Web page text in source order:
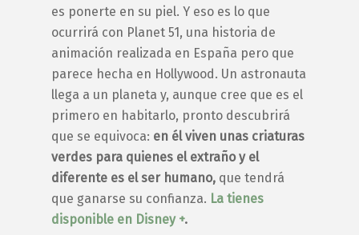
es ponerte en su piel. Y eso es lo que
ocurrirá con Planet 51, una historia de
animación realizada en España pero que
parece hecha en Hollywood. Un astronauta
llega a un planeta y, aunque cree que es el
primero en habitarlo, pronto descubrirá
que se equivoca: en él viven unas criaturas
verdes para quienes el extraño y el
diferente es el ser humano, que tendrá
que ganarse su confianza. La tienes
disponible en Disney +.